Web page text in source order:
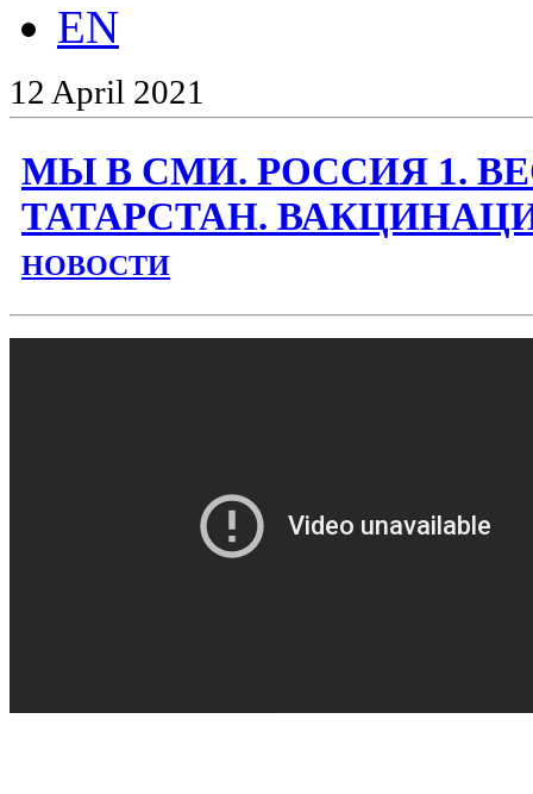
EN
12 April 2021
МЫ В СМИ. РОССИЯ 1.
ТАТАРСТАН.
НОВОСТИ